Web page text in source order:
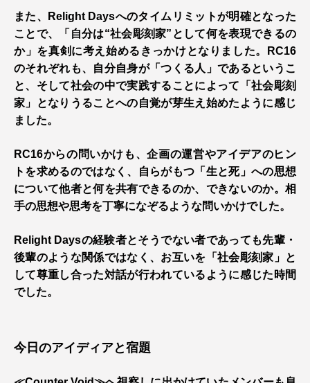
また、Relight Daysへのタイムリミットが明確となった
ことで、「自分は“社会彫刻家”として何を表現できるの
か」を真剣に考え始めるきっかけとなりました。RC16
のそれぞれも、自分自身が「つくる人」であるというこ
と、そして社会の中で実践することによって「社会彫刻
家」となりうることへの自覚が芽生え始めたように感じ
ました。
RC16からの問いかけも、企画の運営やアイデアのヒン
トを求めるのではなく、自らがもつ「生と死」への思想
について他者と何を共有できるのか、できないのか。相
手の思想や思考を丁寧になぞるような問いかけでした。
Relight Daysの経験者とそうでない者であっても先輩・
後輩のような関係ではなく、お互いを「社会彫刻家」と
して尊重し合った対話が行われているように感じた時間
でした。
今日のアイディアと宿題